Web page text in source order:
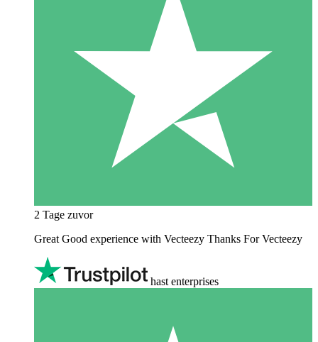
2 Tage zuvor
Great Good experience with Vecteezy Thanks For Vecteezy
hast enterprises